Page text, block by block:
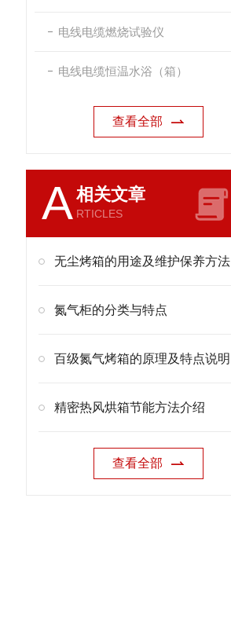
电线电缆燃烧试验仪
电线电缆恒温水浴（箱）
查看全部
A相关文章
RTICLES
无尘烤箱的用途及维护保养方法
氮气柜的分类与特点
百级氮气烤箱的原理及特点说明
精密热风烘箱节能方法介绍
查看全部